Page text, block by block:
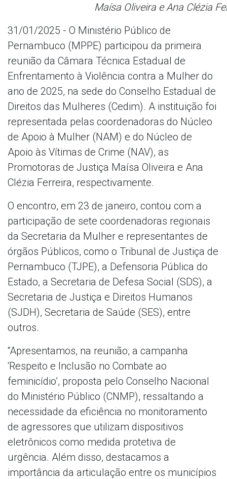
Maísa Oliveira e Ana Clézia
31/01/2025 - O Ministério Público de
Pernambuco (MPPE) participou da primeira
reunião da Câmara Técnica Estadual de
Enfrentamento à Violência contra a Mulher do
ano de 2025, na sede do Conselho Estadual de
Direitos das Mulheres (Cedim). A instituição foi
representada pelas coordenadoras do Núcleo
de Apoio à Mulher (NAM) e do Núcleo de
Apoio às Vítimas de Crime (NAV), as
Promotoras de Justiça Maísa Oliveira e Ana
Clézia Ferreira, respectivamente.
O encontro, em 23 de janeiro, contou com a
participação de sete coordenadoras regionais
da Secretaria da Mulher e representantes de
órgãos Públicos, como o Tribunal de Justiça de
Pernambuco (TJPE), a Defensoria Pública do
Estado, a Secretaria de Defesa Social (SDS), a
Secretaria de Justiça e Direitos Humanos
(SJDH), Secretaria de Saúde (SES), entre
outros.
“Apresentamos, na reunião, a campanha
‘Respeito e Inclusão no Combate ao
feminicídio’, proposta pelo Conselho Nacional
do Ministério Público (CNMP), ressaltando a
necessidade da eficiência no monitoramento
de agressores que utilizam dispositivos
eletrônicos como medida protetiva de
urgência. Além disso, destacamos a
importância da articulação entre os municípios